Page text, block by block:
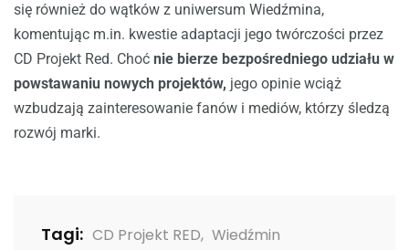
się również do wątków z uniwersum Wiedźmina,
komentując m.in. kwestie adaptacji jego twórczości przez
CD Projekt Red. Choć nie bierze bezpośredniego udziału w
powstawaniu nowych projektów, jego opinie wciąż
wzbudzają zainteresowanie fanów i mediów, którzy śledzą
rozwój marki.
Tagi: CD Projekt RED, Wiedźmin